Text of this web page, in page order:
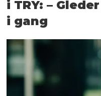
i TRY: –
i gang